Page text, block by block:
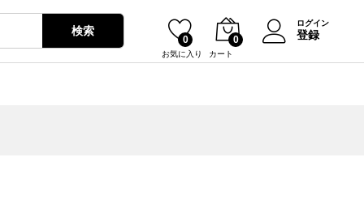
検索
お気に入り
0
カート
0
ログイン
登録
¥4,330 カートに入れる